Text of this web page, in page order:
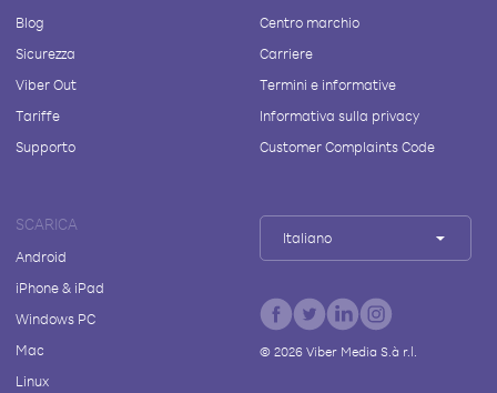
Blog
Sicurezza
Viber Out
Tariffe
Supporto
Centro marchio
Carriere
Termini e informative
Informativa sulla privacy
Customer Complaints Code
SCARICA
Android
iPhone & iPad
Windows PC
Mac
Linux
Italiano
© 2026Viber Media S.à r.l.